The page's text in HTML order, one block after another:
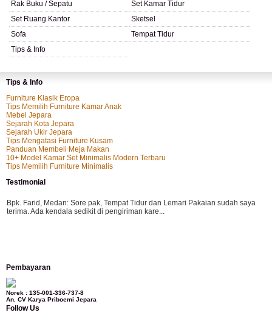
Rak Buku / Sepatu
Set Kamar Tidur
Set Ruang Kantor
Sketsel
Sofa
Tempat Tidur
Tips & Info
Tips & Info
Furniture Klasik Eropa
Tips Memilih Furniture Kamar Anak
Mebel Jepara
Sejarah Kota Jepara
Sejarah Ukir Jepara
Tips Mengatasi Furniture Kusam
Panduan Membeli Meja Makan
10+ Model Kamar Set Minimalis Modern Terbaru
Tips Memilih Furniture Minimalis
Testimonial
Bpk. Farid, Medan: Sore pak, Tempat Tidur dan Lemari Pakaian sudah saya
terima. Ada kendala sedikit di pengiriman kare...
kursi teras saya sudah saya terima dan p...
Pembayaran
Norek : 135-001-336-737-8
An. CV Karya Priboemi Jepara
Follow Us